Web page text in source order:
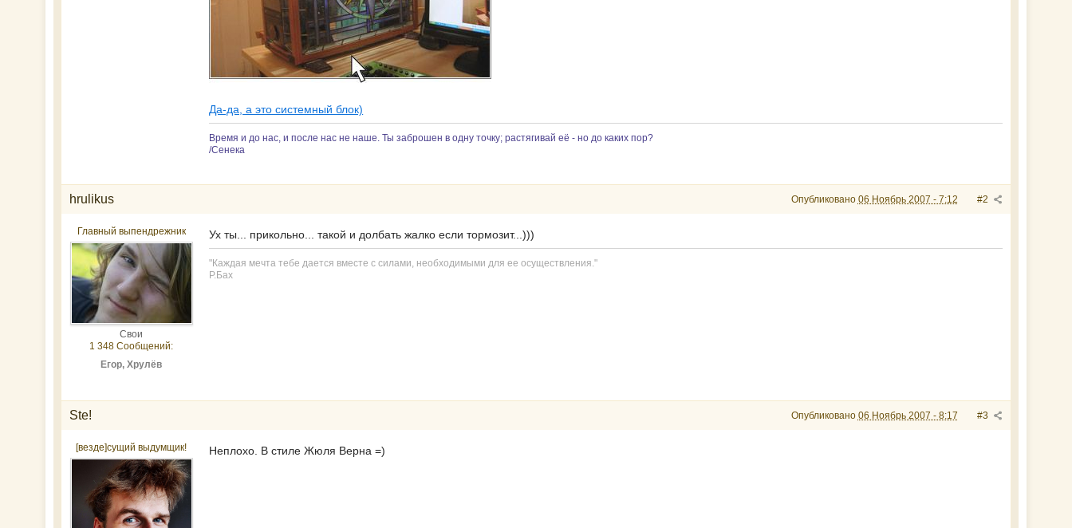
Да-да, а это системный блок)
Время и до нас, и после нас не наше. Ты заброшен в одну точку; растягивай её - но до каких пор?
/Сенека
#2
hrulikus Опубликовано 06 Ноябрь 2007 - 7:12
Главный выпендрежник
Свои
1 348 Сообщений:
Егор, Хрулёв
Ух ты... прикольно... такой и долбать жалко если тормозит...)))
"Каждая мечта тебе дается вместе с силами, необходимыми для ее осуществления."
Р.Бах
#3
Ste! Опубликовано 06 Ноябрь 2007 - 8:17
[везде]сущий выдумщик! Неплохо. В стиле Жюля Верна =)